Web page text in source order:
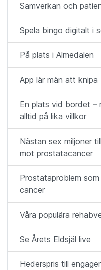
Samverkan och
Spela bingo digitalt i
På plats i Almedalen
App lär män att knipa
En plats vid bordet –
alltid på lika villkor
Nästan sex miljoner
mot prostatacancer
Prostataproblem
cancer
Våra populära
Se Årets Eldsjäl live
Hederspris till